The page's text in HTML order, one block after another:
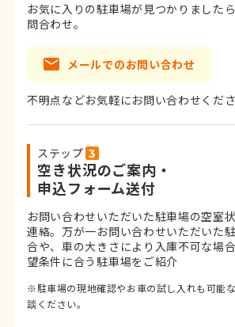
お気に入りの駐車場が見つかりました
問合わせ。
メールでのお問い合わせ
不明点などお気軽にお問い合わせくださ
ステップ
空き状況のご案内・
申込フォーム送付
お問い合わせいただいた駐車場の空室
連絡。 万が一お問い合わせいただいた
合や、車の大きさにより入庫不可な場
望条件に合う駐車場をご紹介
※駐車場の現地確認やお車の試し入れも可能
談ください。